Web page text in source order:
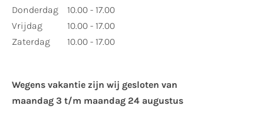
Donderdag
Vrijdag
Zaterdag
10.00 - 17.00
10.00 - 17.00
10.00 - 17.00
Wegens vakantie zijn wij gesloten van ​
maandag 3 t/m maandag 24 augustus